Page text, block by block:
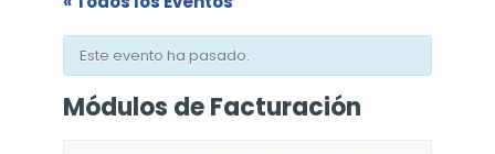
Este evento ha pasado.
Módulos de Facturación